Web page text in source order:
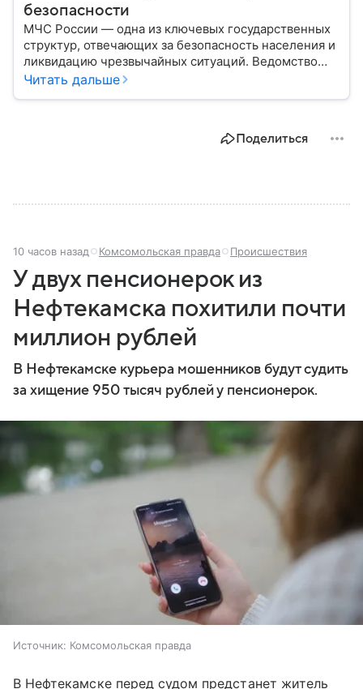
безопасности
МЧС России — одна из ключевых государственных
структур, отвечающих за безопасность населения и
ликвидацию чрезвычайных ситуаций. Ведомство
играет важную роль в защите граждан от
задачи выполняет и какую роль играет в
Читать дальше
Поделиться
10 часов назад Комсомольская правда Происшествия
У двух пенсионерок из
Нефтекамска похитили почти
миллион рублей
В Нефтекамске курьера мошенников будут судить
за хищение 950 тысяч рублей у пенсионерок.
Источник: Комсомольская правда
В Нефтекамске перед судом предстанет житель